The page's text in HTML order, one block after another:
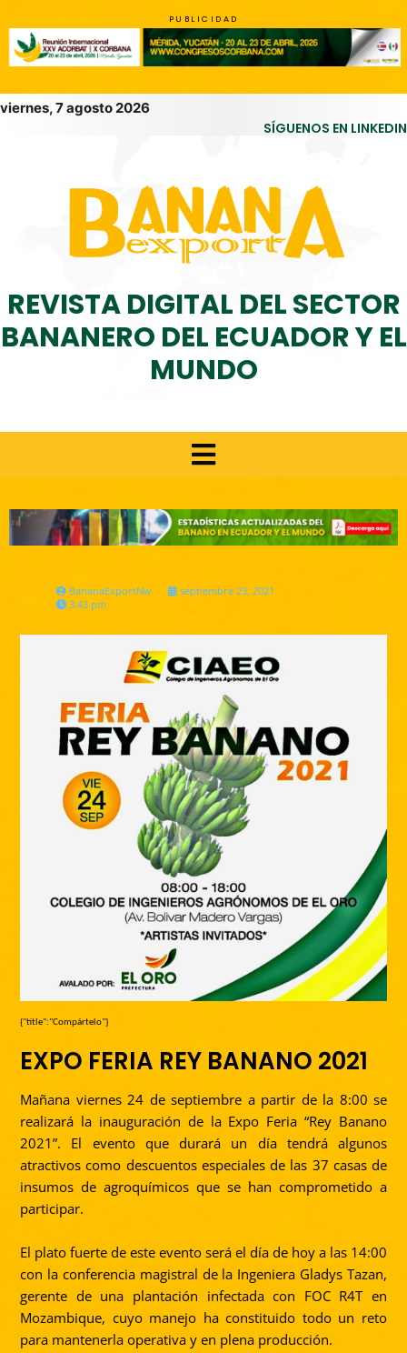
PUBLICIDAD
viernes, 7 agosto 2026
SÍGUENOS EN LINKEDIN
REVISTA DIGITAL DEL SECTOR
BANANERO DEL ECUADOR Y EL
MUNDO
BananaExportNw
septiembre 23, 2021
3:43 pm
{"title":"Compártelo"}
EXPO FERIA REY BANANO 2021
Mañana viernes 24 de septiembre a partir de la 8:00 se
realizará la inauguración de la Expo Feria “Rey Banano
2021”. El evento que durará un día tendrá algunos
atractivos como descuentos especiales de las 37 casas de
insumos de agroquímicos que se han comprometido a
participar.
El plato fuerte de este evento será el día de hoy a las 14:00
con la conferencia magistral de la Ingeniera Gladys Tazan,
gerente de una plantación infectada con FOC R4T en
Mozambique, cuyo manejo ha constituido todo un reto
para mantenerla operativa y en plena producción.